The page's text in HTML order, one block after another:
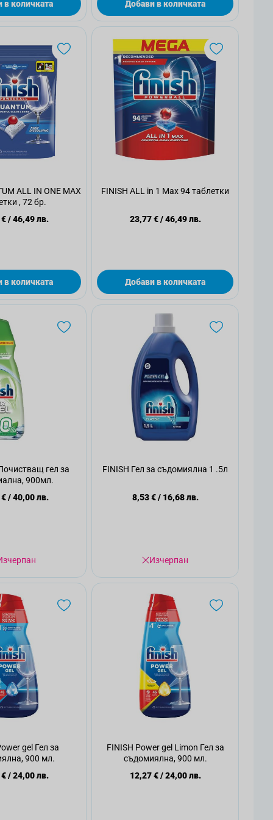
в количката Добави в количката
ALL IN ONE MAX
, 72 бр.
/46,49 лв.
в количката
FINISH ALL in 1 Max 94 таблетки
23,77 €/46,49 лв.
Добави в количката
гел за
900мл.
/40,00 лв.
FINISH Гел за съдомиялна 1 .5л
8,53 €/ 16,68 лв.
Изчерпан
gel Гел за
900 мл.
/24,00 лв.
FINISH Power gel Limon Гел за
съдомиялна, 900 мл.
12,27 €/24,00 лв.